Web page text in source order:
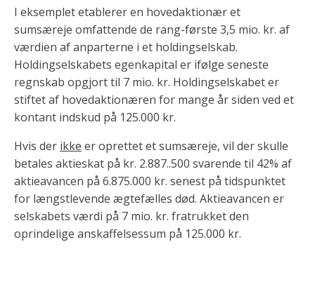
I eksemplet etablerer en hovedaktionær et
sumsæreje omfattende de rang-første 3,5 mio. kr. af
værdien af anparterne i et holdingselskab.
Holdingselskabets egenkapital er ifølge seneste
regnskab opgjort til 7 mio. kr. Holdingselskabet er
stiftet af hovedaktionæren for mange år siden ved et
kontant indskud på 125.000 kr.
Hvis der ikke er oprettet et sumsæreje, vil der skulle
betales aktieskat på kr. 2.887..500 svarende til 42% af
aktieavancen på 6.875.000 kr. senest på tidspunktet
for længstlevende ægtefælles død. Aktieavancen er
selskabets værdi på 7 mio. kr. fratrukket den
oprindelige anskaffelsessum på 125.000 kr.